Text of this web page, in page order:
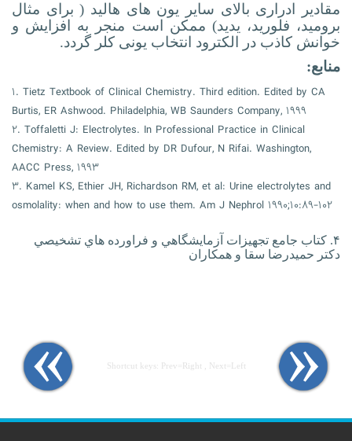
مقادیر ادراری بالای سایر یون های هالید ( برای مثال
برومید، فلورید، یدید) ممکن است منجر به افزایش و
خوانش کاذب در الکترود انتخاب یونی کلر گردد.
منابع:
۱. Tietz Textbook of Clinical Chemistry. Third edition. Edited by CA
Burtis, ER Ashwood. Philadelphia, WB Saunders Company, ۱۹۹۹
۲. Toffaletti J: Electrolytes. In Professional Practice in Clinical
Chemistry: A Review. Edited by DR Dufour, N Rifai. Washington,
AACC Press, ۱۹۹۳
۳. Kamel KS, Ethier JH, Richardson RM, et al: Urine electrolytes and
osmolality: when and how to use them. Am J Nephrol ۱۹۹۰;۱۰:۸۹-۱۰۲
۴. کتاب جامع تجهيزات آزمايشگاهي و فراورده هاي تشخيصي
دکتر حميدرضا سقا و همکاران
Shortcut keys: Prev=Right , Next=Left